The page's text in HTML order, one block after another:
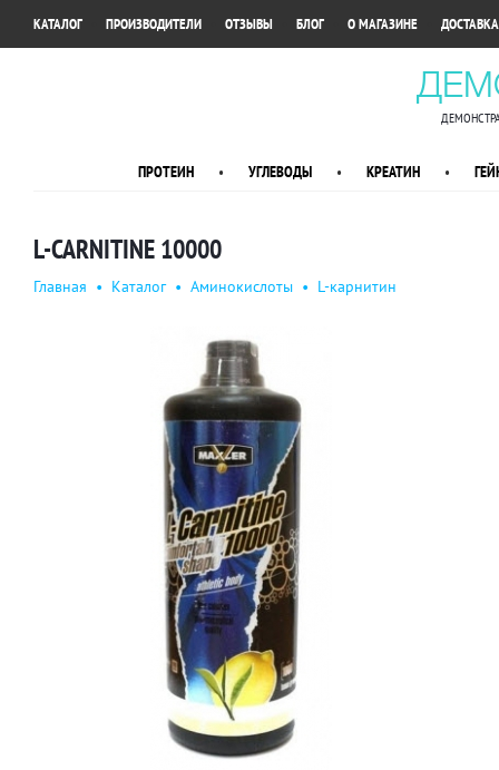
КАТАЛОГ ПРОИЗВОДИТЕЛИ ОТЗЫВЫ БЛОГ О МАГАЗИНЕ
ПРОТЕИН • УГЛЕВОДЫ • КРЕАТИН •
L-CARNITINE 10000
Главная • Каталог • Аминокислоты • L-карнитин